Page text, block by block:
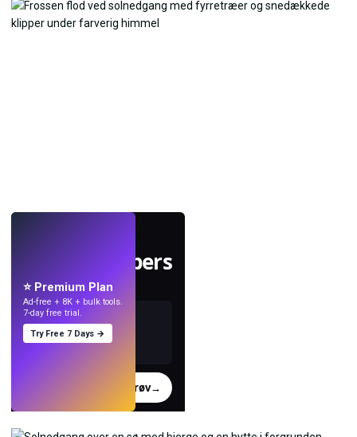
Lav wallpapers
med AI.
Prøv
⭐ Premium Plan
Ad-free + 8K + bulk tools.
7-day free trial.
Try Free 7 Days →